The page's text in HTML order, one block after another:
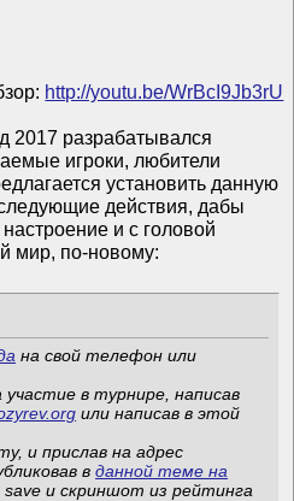
http://youtu.be/WrBcI9Jb3rU
2017 разрабатывался
игроки, любители
установить данную
действия, дабы
и с головой
мир, по-новому:
на свой телефон или
в турнире, написав
или написав в этой
и прислав на адрес
вданной теме на
save и скриншот из рейтинга